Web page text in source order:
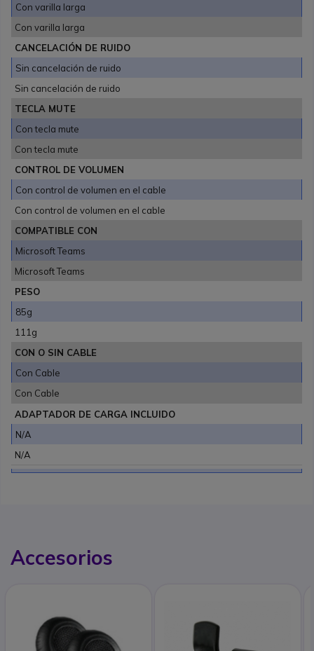
Con varilla larga
Con varilla larga
CANCELACIÓN DE RUIDO
Sin cancelación de ruido
Sin cancelación de ruido
TECLA MUTE
Con tecla mute
Con tecla mute
CONTROL DE VOLUMEN
Con control de volumen en el cable
Con control de volumen en el cable
COMPATIBLE CON
Microsoft Teams
Microsoft Teams
PESO
85g
111g
CON O SIN CABLE
Con Cable
Con Cable
ADAPTADOR DE CARGA INCLUIDO
N/A
N/A
Accesorios